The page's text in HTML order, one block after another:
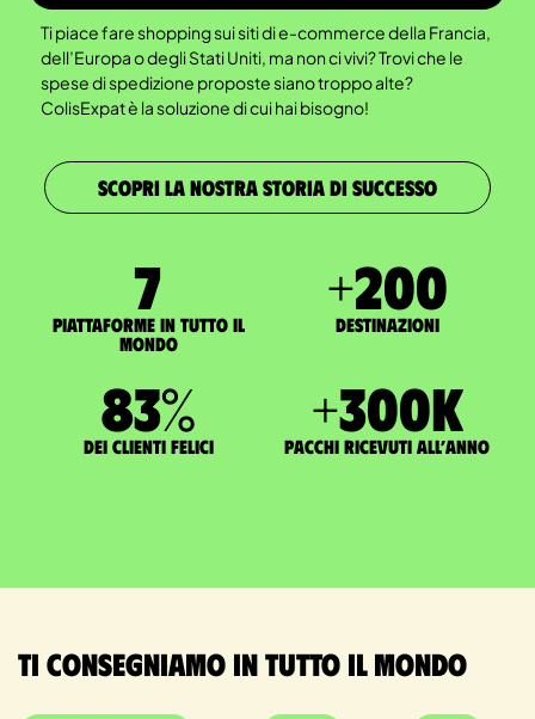
Ti piace fare shopping sui siti di e-commerce della Francia,
dell’Europa o degli Stati Uniti, ma non ci vivi? Trovi che le
spese di spedizione proposte siano troppo alte?
ColisExpat è la soluzione di cui hai bisogno!
SCOPRI LA NOSTRA STORIA DI SUCCESSO
7
Piattaforme in tutto il
mondo
+200
Destinazioni
83%
dei clienti felici
+300K
pacchi ricevuti all’anno
Ti consegniamo in tutto il mondo